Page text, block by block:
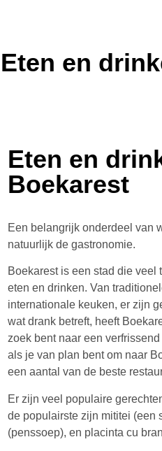
Eten en
Eten en
Boekarest
Een belangrijk onderdeel van
natuurlijk de gastronomie.
Boekarest is een stad die veel
eten en drinken. Van
internationale keuken, er zijn
wat drank betreft, heeft
zoek bent naar een
als je van plan bent om naar
een aantal van de beste
Er zijn veel populaire
de populairste zijn mititei (een
(penssoep), en placinta cu